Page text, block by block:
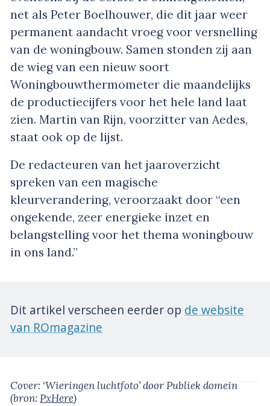
net als Peter Boelhouwer, die dit jaar weer
permanent aandacht vroeg voor versnelling
van de woningbouw. Samen stonden zij aan
de wieg van een nieuw soort
Woningbouwthermometer die maandelijks
de productiecijfers voor het hele land laat
zien. Martin van Rijn, voorzitter van Aedes,
staat ook op de lijst.
De redacteuren van het jaaroverzicht
spreken van een magische
kleurverandering, veroorzaakt door “een
ongekende, zeer energieke inzet en
belangstelling voor het thema woningbouw
in ons land.”
Dit artikel verscheen eerder op de website
van ROmagazine
Cover: ‘Wieringen luchtfoto’door Publiek domein
(bron: PxHere)